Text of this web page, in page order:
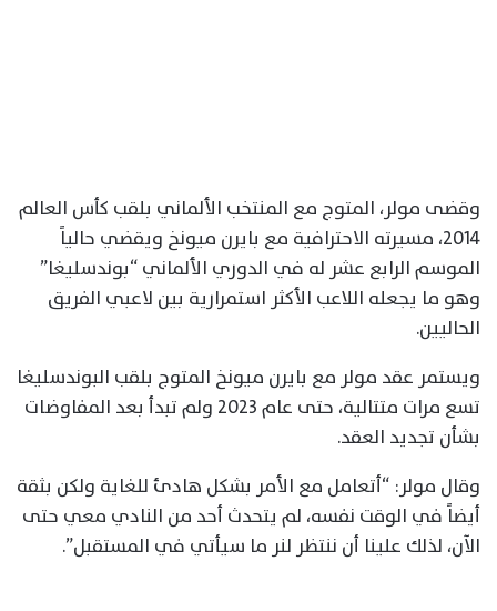
وقضى مولر، المتوج مع المنتخب الألماني بلقب كأس العالم
2014، مسيرته الاحترافية مع بايرن ميونخ ويقضي حالياً
الموسم الرابع عشر له في الدوري الألماني “بوندسليغا”
وهو ما يجعله اللاعب الأكثر استمرارية بين لاعبي الفريق
الحاليين.
ويستمر عقد مولر مع بايرن ميونخ المتوج بلقب البوندسليغا
تسع مرات متتالية، حتى عام 2023 ولم تبدأ بعد المفاوضات
بشأن تجديد العقد.
وقال مولر: “أتعامل مع الأمر بشكل هادئ للغاية ولكن بثقة
أيضاً في الوقت نفسه، لم يتحدث أحد من النادي معي حتى
الآن، لذلك علينا أن ننتظر لنر ما سيأتي في المستقبل”.